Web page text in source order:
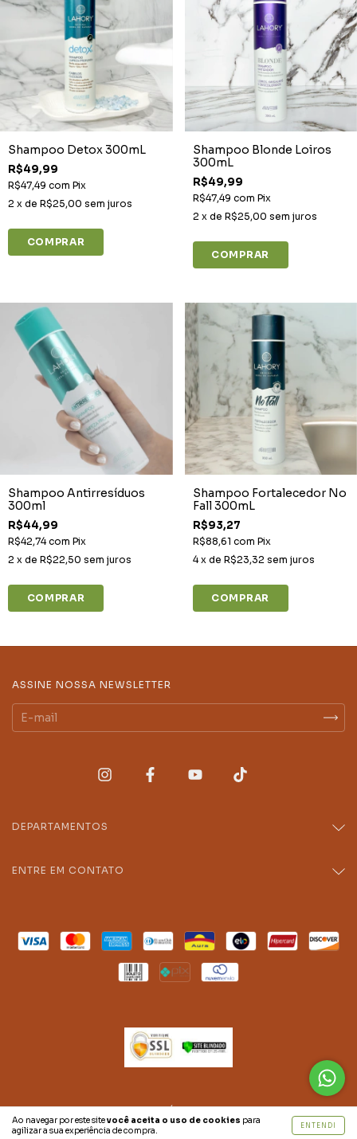
Ao navegar por este sitevocê aceita o uso de cookies para
agilizar a sua experiência de compra.
ENTENDI
Shampoo Detox 300mL
R$49,99
R$47,49 com Pix
2 x de R$25,00 sem juros
Shampoo Blonde Loiros
300mL
R$49,99
R$47,49 com Pix
2 x de R$25,00 sem juros
Shampoo Antirresíduos
300ml
R$44,99
R$42,74com Pix
2 x de R$22,50 sem juros
Shampoo Fortalecedor No
Fall 300mL
R$93,27
R$88,61 com Pix
4 x de R$23,32 sem juros
ASSINE NOSSA NEWSLETTER
DEPARTAMENTOS
ENTRE EM CONTATO
Copyright HIBRIDA INDÚSTRIA E COMERCIO LTDA -
21498932000186 - 2026. Todos os direitos reservados.